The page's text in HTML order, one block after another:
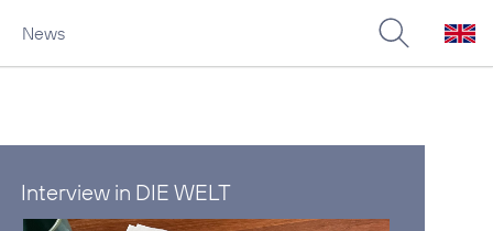
News
Interview in DIE WELT